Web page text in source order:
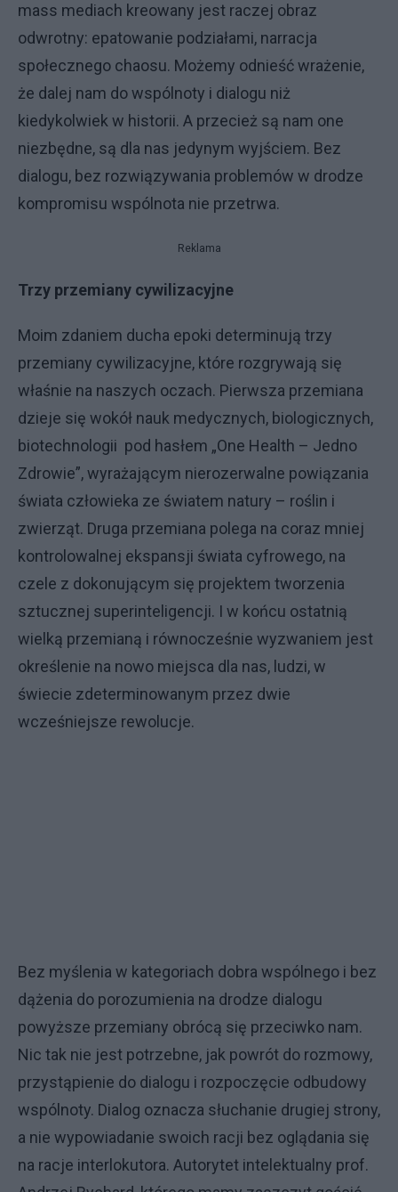
mass mediach kreowany jest raczej obraz
odwrotny: epatowanie podziałami, narracja
społecznego chaosu. Możemy odnieść wrażenie,
że dalej nam do wspólnoty i dialogu niż
kiedykolwiek w historii. A przecież są nam one
niezbędne, są dla nas jedynym wyjściem. Bez
dialogu, bez rozwiązywania problemów w drodze
kompromisu wspólnota nie przetrwa.
Reklama
Trzy przemiany cywilizacyjne
Moim zdaniem ducha epoki determinują trzy
przemiany cywilizacyjne, które rozgrywają się
właśnie na naszych oczach. Pierwsza przemiana
dzieje się wokół nauk medycznych, biologicznych,
biotechnologii pod hasłem „One Health – Jedno
Zdrowie”, wyrażającym nierozerwalne powiązania
świata człowieka ze światem natury – roślin i
zwierząt. Druga przemiana polega na coraz mniej
kontrolowalnej ekspansji świata cyfrowego, na
czele z dokonującym się projektem tworzenia
sztucznej superinteligencji. I w końcu ostatnią
wielką przemianą i równocześnie wyzwaniem jest
określenie na nowo miejsca dla nas, ludzi, w
świecie zdeterminowanym przez dwie
wcześniejsze rewolucje.
Bez myślenia w kategoriach dobra wspólnego i bez
dążenia do porozumienia na drodze dialogu
powyższe przemiany obrócą się przeciwko nam.
Nic tak nie jest potrzebne, jak powrót do rozmowy,
przystąpienie do dialogu i rozpoczęcie odbudowy
wspólnoty. Dialog oznacza słuchanie drugiej strony,
a nie wypowiadanie swoich racji bez oglądania się
na racje interlokutora. Autorytet intelektualny prof.